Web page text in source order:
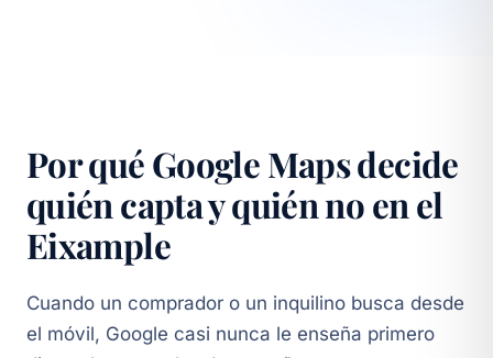
Por qué Google Maps decide
quién capta y quién no en el
Eixample
Cuando un comprador o un inquilino busca desde
el móvil, Google casi nunca le enseña primero